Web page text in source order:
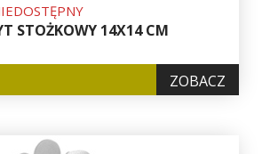
STOŻKOWY 14X14 CM
ZOBACZ